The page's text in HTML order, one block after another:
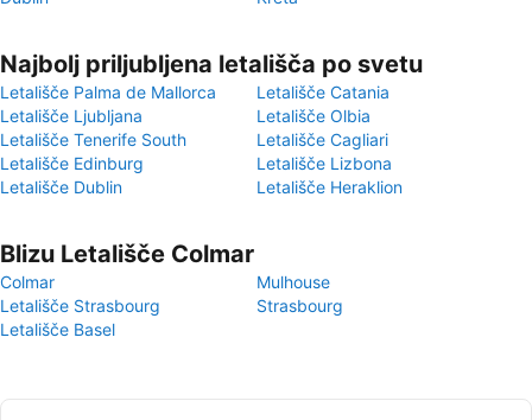
Najbolj priljubljena letališča po svetu
Letališče Palma de Mallorca
Letališče Catania
Letališče Ljubljana
Letališče Olbia
Letališče Tenerife South
Letališče Cagliari
Letališče Edinburg
Letališče Lizbona
Letališče Dublin
Letališče Heraklion
Blizu Letališče Colmar
Colmar
Mulhouse
Letališče Strasbourg
Strasbourg
Letališče Basel